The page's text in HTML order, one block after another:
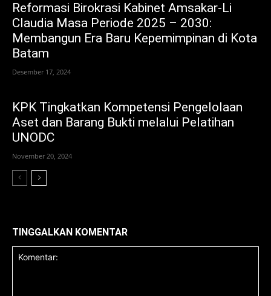
Reformasi Birokrasi Kabinet Amsakar-Li
Claudia Masa Periode 2025 – 2030:
Membangun Era Baru Kepemimpinan di Kota
Batam
Desember 17, 2024
KPK Tingkatkan Kompetensi Pengelolaan
Aset dan Barang Bukti melalui Pelatihan
UNODC
November 20, 2024
TINGGALKAN KOMENTAR